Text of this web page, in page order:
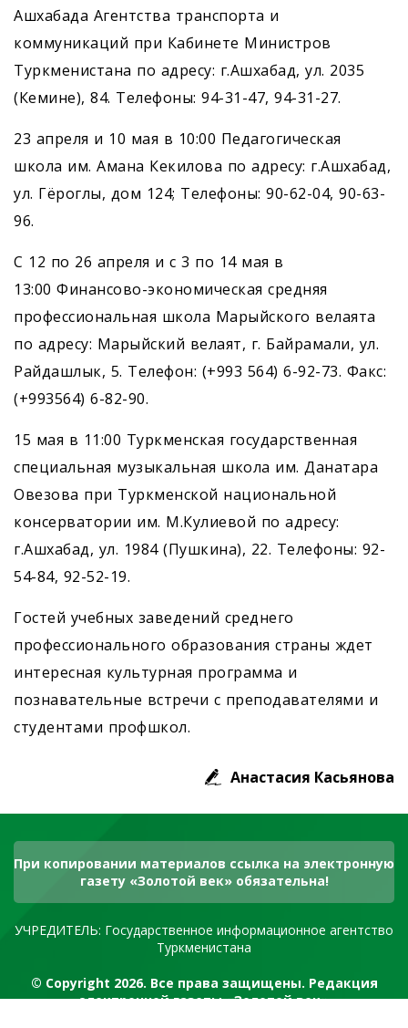
Ашхабада Агентства транспорта и
коммуникаций при Кабинете Министров
Туркменистана по адресу: г.Ашхабад, ул. 2035
(Кемине), 84. Телефоны: 94-31-47, 94-31-27.
23 апреля и 10 мая в 10:00 Педагогическая
школа им. Амана Кекилова по адресу: г.Ашхабад,
ул. Гёроглы, дом 124; Телефоны: 90-62-04, 90-63-
96.
С 12 по 26 апреля и с 3 по 14 мая в
13:00 Финансово-экономическая средняя
профессиональная школа Марыйского велаята
по адресу: Марыйский велаят, г. Байрамали, ул.
Райдашлык, 5. Телефон: (+993 564) 6-92-73. Факс:
(+993564) 6-82-90.
15 мая в 11:00 Туркменская государственная
специальная музыкальная школа им. Данатара
Овезова при Туркменской национальной
консерватории им. М.Кулиевой по адресу:
г.Ашхабад, ул. 1984 (Пушкина), 22. Телефоны: 92-
54-84, 92-52-19.
Гостей учебных заведений среднего
профессионального образования страны ждет
интересная культурная программа и
познавательные встречи с преподавателями и
студентами профшкол.
Анастасия Касьянова
При копировании материалов ссылка на электронную
газету «Золотой век» обязательна!
УЧРЕДИТЕЛЬ: Государственное информационное агентство
Туркменистана
© Copyright 2026. Все права защищены. Редакция
электронной газеты «Золотой век»